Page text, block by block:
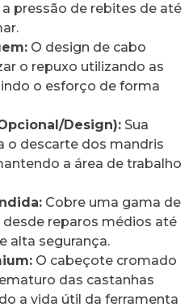
pressão de rebites de até
O design de cabo
o repuxo utilizando as
o esforço de forma
Design): Sua
o descarte dos mandris
a área de trabalho
Cobre uma gama de
reparos médios até
alta segurança.
O cabeçote cromado
das castanhas
a vida útil da ferramenta